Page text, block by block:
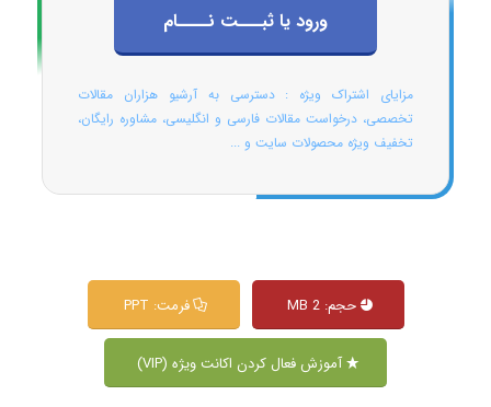
ورود یا ثبـــت نــــام
مزایای اشتراک ویژه : دسترسی به آرشیو هزاران مقالات
تخصصی، درخواست مقالات فارسی و انگلیسی، مشاوره رایگان،
تخفیف ویژه محصولات سایت و ...
حجم: 2 MB فرمت: PPT
آموزش فعال کردن اکانت ویژه (VIP)